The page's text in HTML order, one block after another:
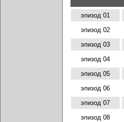
эпизод 01
эпизод 02
эпизод 03
эпизод 04
эпизод 05
эпизод 06
эпизод 07
эпизод 08